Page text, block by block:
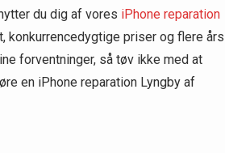
du dig af vores iPhone reparation
konkurrencedygtige priser og flere års
forventninger, så tøv ikke med at
en iPhone reparation Lyngby af